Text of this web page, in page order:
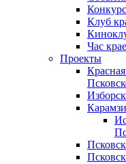
Клуб
Час
Проекты